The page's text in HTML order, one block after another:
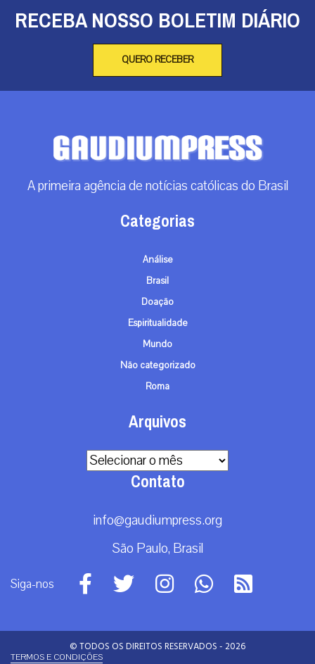
RECEBA NOSSO BOLETIM DIÁRIO
QUERO RECEBER
A primeira agência de notícias católicas do Brasil
Categorias
Análise
Brasil
Doação
Espiritualidade
Mundo
Não categorizado
Roma
Arquivos
Arquivos
Contato
info@gaudiumpress.org
São Paulo, Brasil
Siga-nos
© TODOS OS DIREITOS RESERVADOS - 2026
TERMOS E CONDIÇÕES